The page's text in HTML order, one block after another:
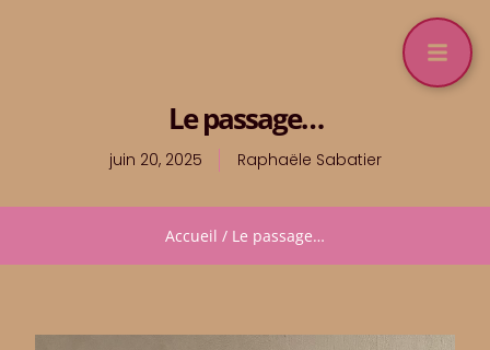
Le passage…
juin 20, 2025 Raphaële Sabatier
Accueil / Le passage…